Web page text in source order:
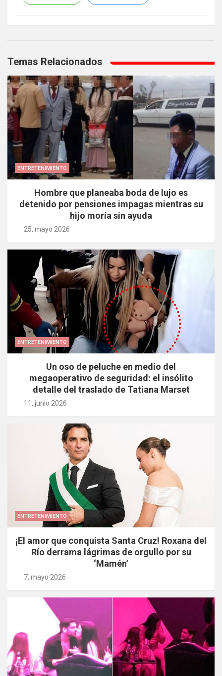
de
entradas
Temas Relacionados
ENTRETENIMIENTO
Hombre que planeaba boda de lujo es
detenido por pensiones impagas mientras su
hijo moría sin ayuda
25, mayo 2026
ENTRETENIMIENTO
Un oso de peluche en medio del
megaoperativo de seguridad: el insólito
detalle del traslado de Tatiana Marset
11, junio 2026
ENTRETENIMIENTO
¡El amor que conquista Santa Cruz! Roxana del
Río derrama lágrimas de orgullo por su
‘Mamén’
7, mayo 2026